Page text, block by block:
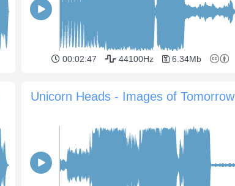
00:02:47 44100Hz 6.34Mb
Unicorn Heads - Images of Tomorrow